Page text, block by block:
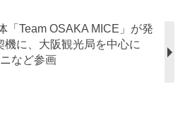
「Team OSAKA MICE」が発
機に、大阪観光局を中心に
など参画